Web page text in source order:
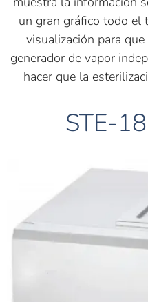
un gran gráfico todo el
visualización para
generador de vapor
hacer que la
STE-